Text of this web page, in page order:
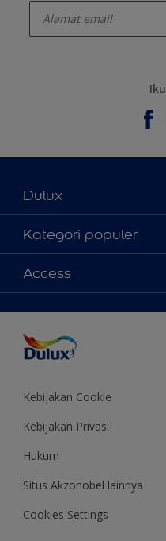
Dulux
Tentang Kami
Contact us
Temukan toko
Kategori populer
Warna
Produk
Inspirasi
Saran Mendekorasi
Colour of the Year
Access
Kebijakan Cookie
Kebijakan Privasi
Hukum
Situs Akzonobel lainnya
Cookies Settings